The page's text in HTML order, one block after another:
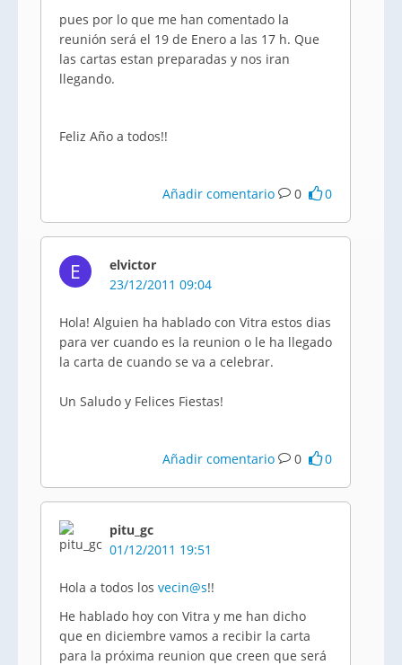
pues por lo que me han comentado la
reunión será el 19 de Enero a las 17 h. Que
las cartas estan preparadas y nos iran
llegando.
Feliz Año a todos!!
Añadir comentario 0 0
E
elvictor
23/12/2011 09:04
Hola! Alguien ha hablado con Vitra estos dias
para ver cuando es la reunion o le ha llegado
la carta de cuando se va a celebrar.
Un Saludo y Felices Fiestas!
Añadir comentario 0 0
pitu_gc
01/12/2011 19:51
Hola a todos los vecin@s!!
He hablado hoy con Vitra y me han dicho
que en diciembre vamos a recibir la carta
para la próxima reunion que creen que será